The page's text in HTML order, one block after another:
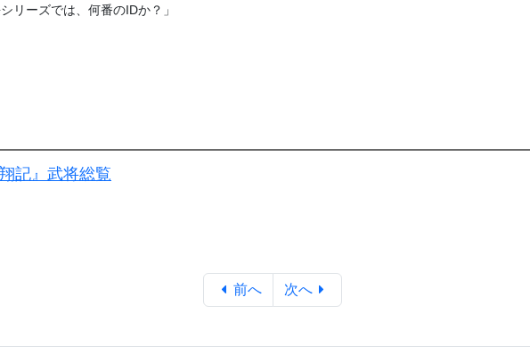
リーズでは、何番のIDか？」
記』武将総覧
前へ 次へ